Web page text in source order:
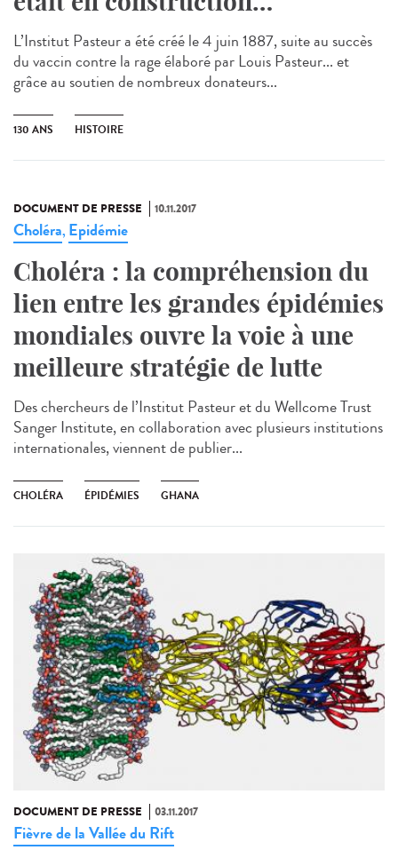
L’Institut Pasteur a été créé le 4 juin 1887, suite au succès
du vaccin contre la rage élaboré par Louis Pasteur... et
grâce au soutien de nombreux donateurs...
130 ANS HISTOIRE
DOCUMENT DE PRESSE 10.11.2017
Choléra, Epidémie
Choléra : la compréhension du
lien entre les grandes épidémies
mondiales ouvre la voie à une
meilleure stratégie de lutte
Des chercheurs de l’Institut Pasteur et du Wellcome Trust
Sanger Institute, en collaboration avec plusieurs institutions
internationales, viennent de publier...
CHOLÉRA ÉPIDÉMIES GHANA
DOCUMENT DE PRESSE 03.11.2017
Fièvre de la Vallée du Rift